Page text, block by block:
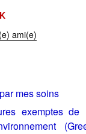
ami(e)
mes soins
exemptes de